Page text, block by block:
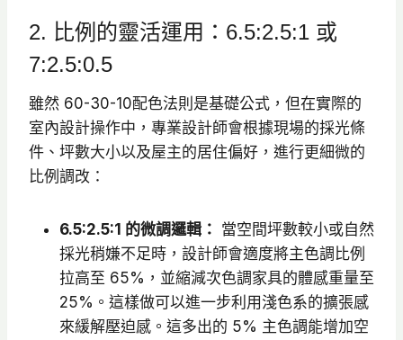
2. 比例的靈活運用：6.5:2.5:1 或
7:2.5:0.5
雖然 60-30-10配色法則是基礎公式，但在實際的
室內設計操作中，專業設計師會根據現場的採光條
件、坪數大小以及屋主的居住偏好，進行更細微的
比例調改：
6.5:2.5:1 的微調邏輯： 當空間坪數較小或自然
採光稍嫌不足時，設計師會適度將主色調比例
拉高至 65%，並縮減次色調家具的體感重量至
25%。這樣做可以進一步利用淺色系的擴張感
來緩解壓迫感。這多出的 5% 主色調能增加空